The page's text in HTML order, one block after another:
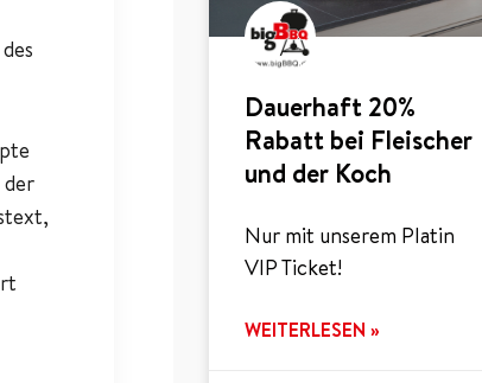
Dauerhaft 20%
Rabatt bei Fleischer
und der Koch
Nur mit unserem Platin
VIP Ticket!
WEITERLESEN »